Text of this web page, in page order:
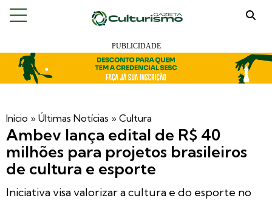
Início » Últimas Notícias » Cultura
Ambev lança edital de R$ 40
milhões para projetos brasileiros
de cultura e esporte
Iniciativa visa valorizar a cultura e do esporte no